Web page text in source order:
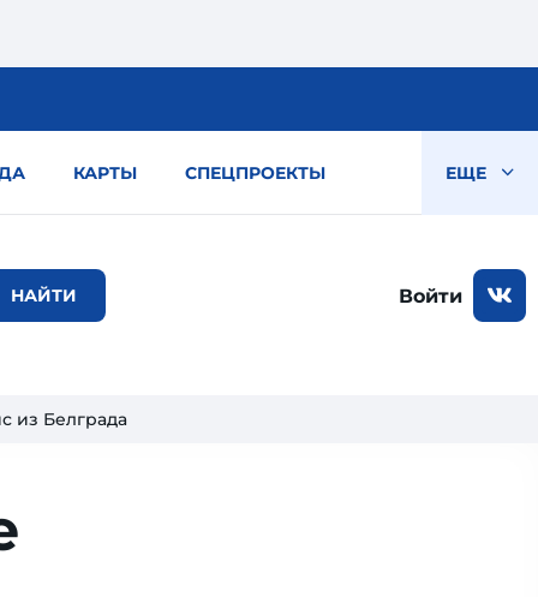
КАРТЫ СПЕЦПРОЕКТЫ ЕЩЕ
Войти
из Белграда